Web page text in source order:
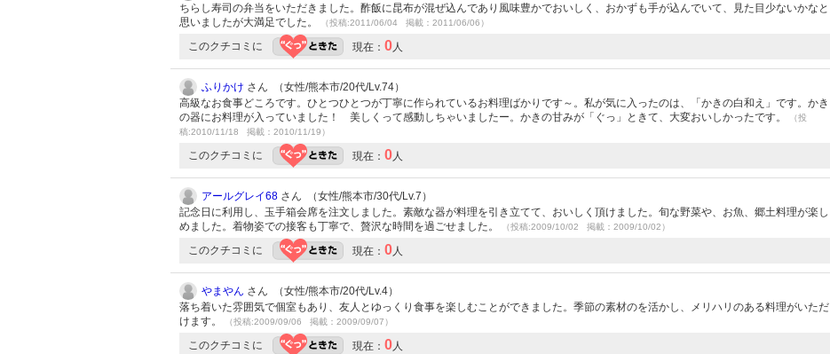
ちらし寿司の弁当をいただきました。酢飯に昆布が混ぜ込んであり風味豊かでおいしく、おかずも手が込んでいて、見た目少ないかなと
思いましたが大満足でした。
（投稿:2011/06/04 掲載：2011/06/06）
このクチコミに 現在： 0 人
ふりかけ さん （女性/熊本市/20代/Lv.74）
高級なお食事どころです。ひとつひとつが丁寧に作られているお料理ばかりです～。私が気に入ったのは、「かきの白和え」です。かき
の器にお料理が入っていました！ 美しくって感動しちゃいましたー。かきの甘みが「ぐっ」ときて、大変おいしかったです。
（投
稿:2010/11/18 掲載：2010/11/19）
このクチコミに 現在： 0 人
アールグレイ68 さん （女性/熊本市/30代/Lv.7）
記念日に利用し、玉手箱会席を注文しました。素敵な器が料理を引き立てて、おいしく頂けました。旬な野菜や、お魚、郷土料理が楽し
めました。着物姿での接客も丁寧で、贅沢な時間を過ごせました。
（投稿:2009/10/02 掲載：2009/10/02）
このクチコミに 現在： 0 人
やまやん さん （女性/熊本市/20代/Lv.4）
落ち着いた雰囲気で個室もあり、友人とゆっくり食事を楽しむことができました。季節の素材のを活かし、メリハリのある料理がいただ
けます。
（投稿:2009/09/06 掲載：2009/09/07）
このクチコミに 現在： 0 人